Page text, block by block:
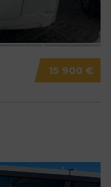
15 900 €